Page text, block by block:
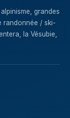
grandes
randonnée / ski-
la Vésubie,